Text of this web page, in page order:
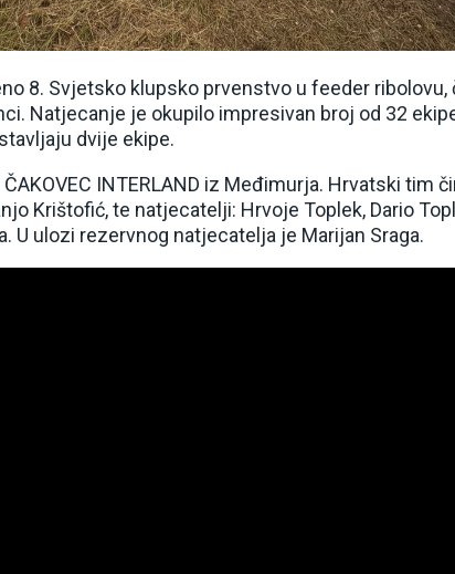
8. Svjetsko klupsko prvenstvo u feeder ribolovu,
Natjecanje je okupilo impresivan broj od 32
dvije ekipe.
INTERLAND iz Međimurja. Hrvatski tim
Krištofić, te natjecatelji: Hrvoje Toplek, Dario
U ulozi rezervnog natjecatelja je Marijan Sraga.